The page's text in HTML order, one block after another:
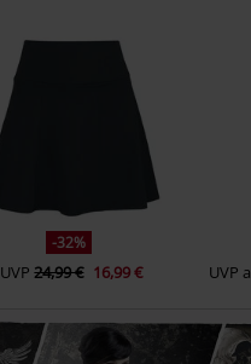
-32%
UVP 24,99 € 16,99 € UVP